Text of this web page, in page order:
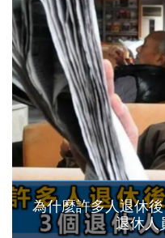
為什麼許多人退休
退休人